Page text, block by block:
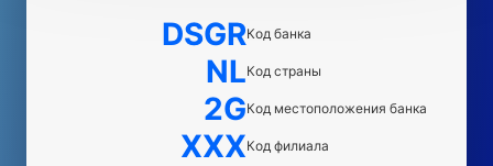
DSGRКод банка
NLКод страны
2GКод местоположения банка
XXXКод филиала